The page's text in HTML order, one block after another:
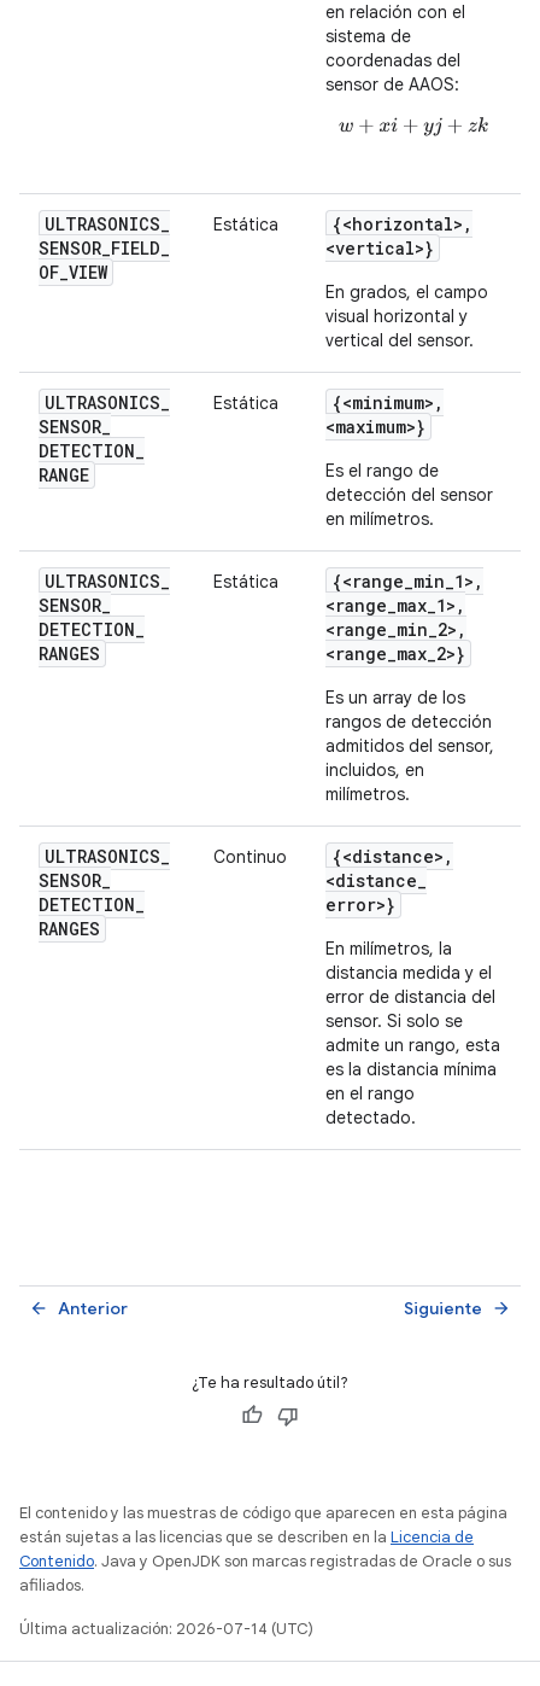
en relación con el
sistema de
coordenadas del
sensor de AAOS:
w+x i+yj+z k
ULTRASONICS_
SENSOR_FIELD_
OF_VIEW
Estática {<horizontal> ,
<vertical>}
En grados, el campo
visual horizontal y
vertical del sensor.
ULTRASONICS_
SENSOR_
DETECTION_
RANGE
Estática {<minimum> ,
<maximum>}
Es el rango de
detección del sensor
en milímetros.
ULTRASONICS_
SENSOR_
DETECTION_
RANGES
Estática {<range_min_1> ,
<range_max_1> ,
<range_min_2> ,
<range_max_2>}
Es un array de los
rangos de detección
admitidos del sensor,
incluidos, en
milímetros.
ULTRASONICS_
SENSOR_
DETECTION_
RANGES
Continuo {<distance> ,
<distance_
error>}
En milímetros, la
distancia medida y el
error de distancia del
sensor. Si solo se
admite un rango, esta
es la distancia mínima
en el rango
detectado.
Anterior
arrow_back Siguiente arrow_forward
¿Te ha resultado útil?
El contenido y las muestras de código que aparecen en esta página
están sujetas a las licencias que se describen en la Licencia de
Contenido. Java y OpenJDK son marcas registradas de Oracle o sus
afiliados.
Última actualización: 2026-07-14 (UTC)